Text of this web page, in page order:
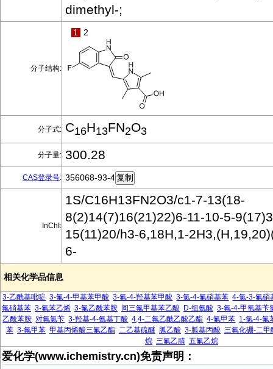
dimethyl-;
分子结构:
1 2
分子式: C16H13FN2O3
分子量: 300.28
CAS登录号: 356068-93-4
InChI:
1S/C16H13FN2O3/c1-7-13(18-
8(2)14(7)16(21)22)6-11-10-5-
15(11)20/h3-6,18H,1-
6-
相关化学品信息
3-乙酰基吡啶 3-氟-4-甲基苯甲酸 3-氟-4-羟基苯甲酸 3-氯-4-氟硝基苯 4-氯-3-氟硝
氟硝基苯 3-氟苯乙烯 3-氟乙酰苯胺 间三氟甲基苯乙酸 D-组氨酸 3-氟-4-甲氧基苄
乙酰苯胺 对氟氯苄 3-羟基-4-氨基丁酸 4,4-二氟乙酰乙酸乙酯 4-氟甲苯 1-氯-4-氟
苯 3-氟甲苯 甲基丙烯酸三氟乙酯 二乙基硫醚 胍乙酸 3-胍基丙酸 三氟化硼-二甲
烷 三氟乙腈 五氟乙烷
爱化学(www.ichemistry.cn)免责声明：